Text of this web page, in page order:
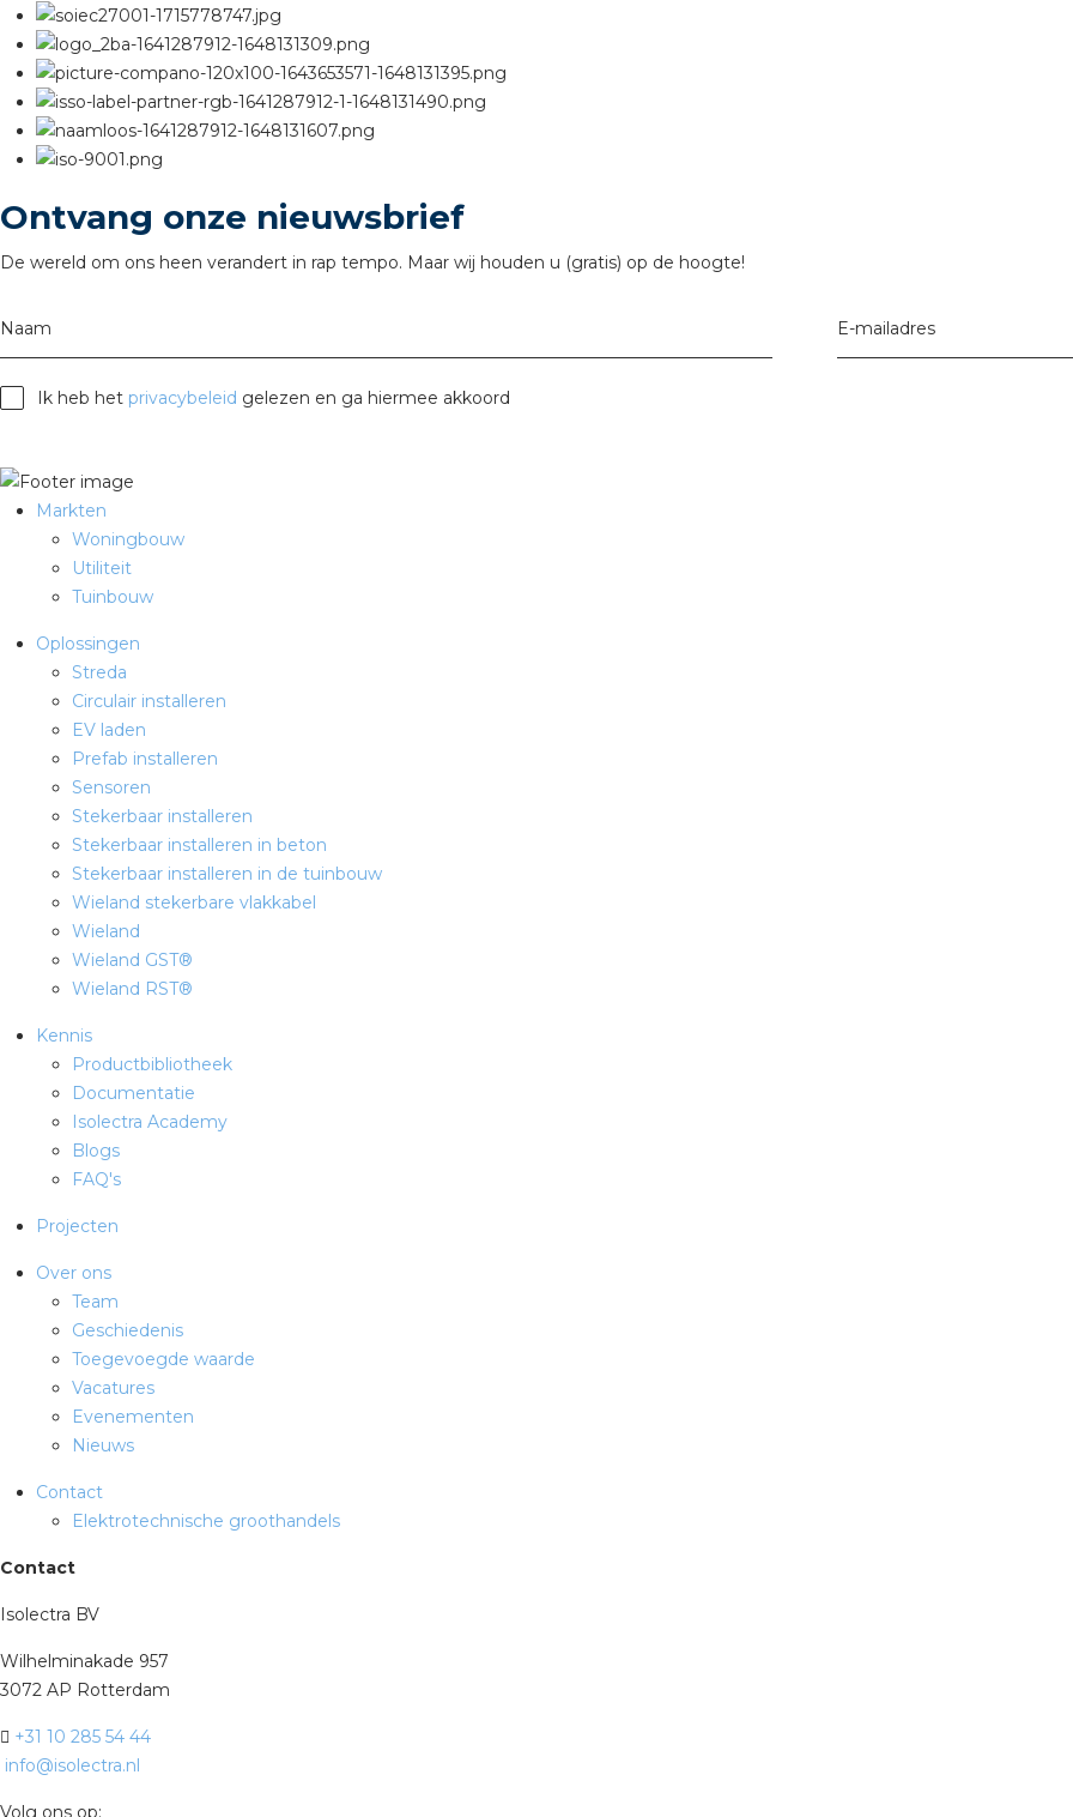
Ontvang onze nieuwsbrief
De wereld om ons heen verandert in rap tempo. Maar wij houden u (gratis) op de hoogte!
Naam E-mailadres
Ik heb het privacybeleid gelezen en ga hiermee akkoord
Markten
Woningbouw
Utiliteit
Tuinbouw
Oplossingen
Streda
Circulair installeren
EV laden
Prefab installeren
Sensoren
Stekerbaar installeren
Stekerbaar installeren in beton
Stekerbaar installeren in de tuinbouw
Wieland stekerbare vlakkabel
Wieland
Wieland GST®
Wieland RST®
Kennis
Productbibliotheek
Documentatie
Isolectra Academy
Blogs
FAQ's
Projecten
Over ons
Team
Geschiedenis
Toegevoegde waarde
Vacatures
Evenementen
Nieuws
Contact
Elektrotechnische groothandels
Contact
Isolectra BV
Wilhelminakade 957
3072 AP Rotterdam
+31 10 285 54 44
info@isolectra.nl
Volg ons op: